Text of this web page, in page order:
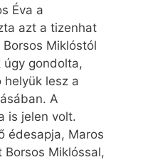
Éva a
azt a tizenhat
Miklóstól
úgy gondolta,
helyük lesz a
A
is jelen volt.
édesapja, Maros
Miklóssal,